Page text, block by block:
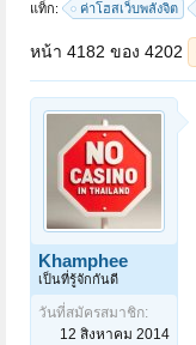
แท็ก: ค่าโฮสเว็บพลังจิต
Khamphee
เป็นที่รู้จักกันดี
วันที่สมัครสมาชิก:
12 สิงหาคม 2014